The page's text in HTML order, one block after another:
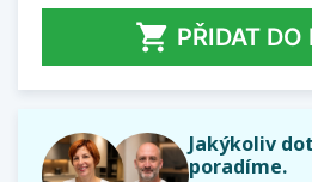
 PŘIDAT DO
Jakýkoliv
poradíme.